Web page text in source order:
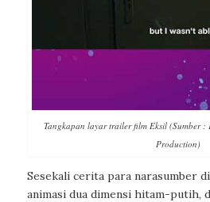
Tangkapan layar trailer film Eksil (Sumber :
Production)
Sesekali cerita para narasumber
animasi dua dimensi hitam-putih,